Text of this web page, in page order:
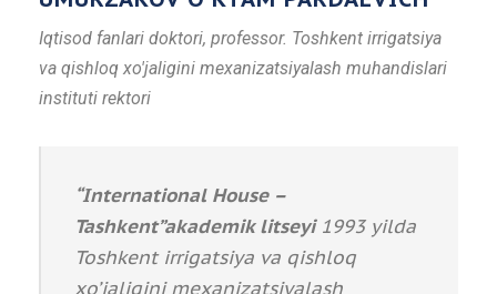
Iqtisod fanlari doktori, professor. Toshkent irrigatsiya
va qishloq xo'jaligini mexanizatsiyalash muhandislari
instituti rektori
“International House –
Tashkent”akademik litseyi 1993 yilda
Toshkent irrigatsiya va qishloq
xo’jaligini mexanizatsiyalash